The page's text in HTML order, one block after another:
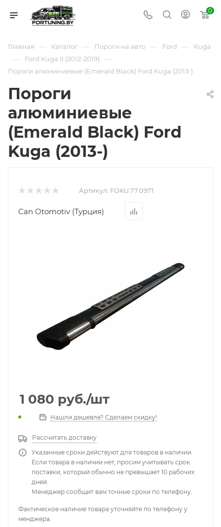
0
Главная — Каталог — Пороги на авто — Ford — Kuga
— Ford Kuga II (2012-2019) —
Пороги алюминиевые (Emerald Black) Ford Kuga (2013-)
Пороги
алюминиевые
(Emerald Black) Ford
Kuga (2013-)
Артикул: FOKU.77.0971
Can Otomotiv (Турция)
1 080 руб./шт
Нашли дешевле? Сделаем скидку!
Рассчитать доставку
Указанные сроки действуют для товаров в наличии.
Если товара в наличии нет, просим учитывать срок
поставки, который обычно не превышает 10 рабочих
дней.
Менеджер сообщит вам точные сроки по телефону.
Фактическое наличие товара уточняйте по телефону у
менджера.